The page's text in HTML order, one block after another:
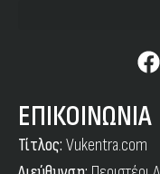
ΕΠΙΚΟΙΝΩΝΙΑ
Τίτλος: Vukentra.com